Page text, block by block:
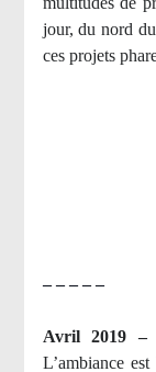
jour, du nord
ces projets
– – – – –
Avril 2019 –
L’ambiance